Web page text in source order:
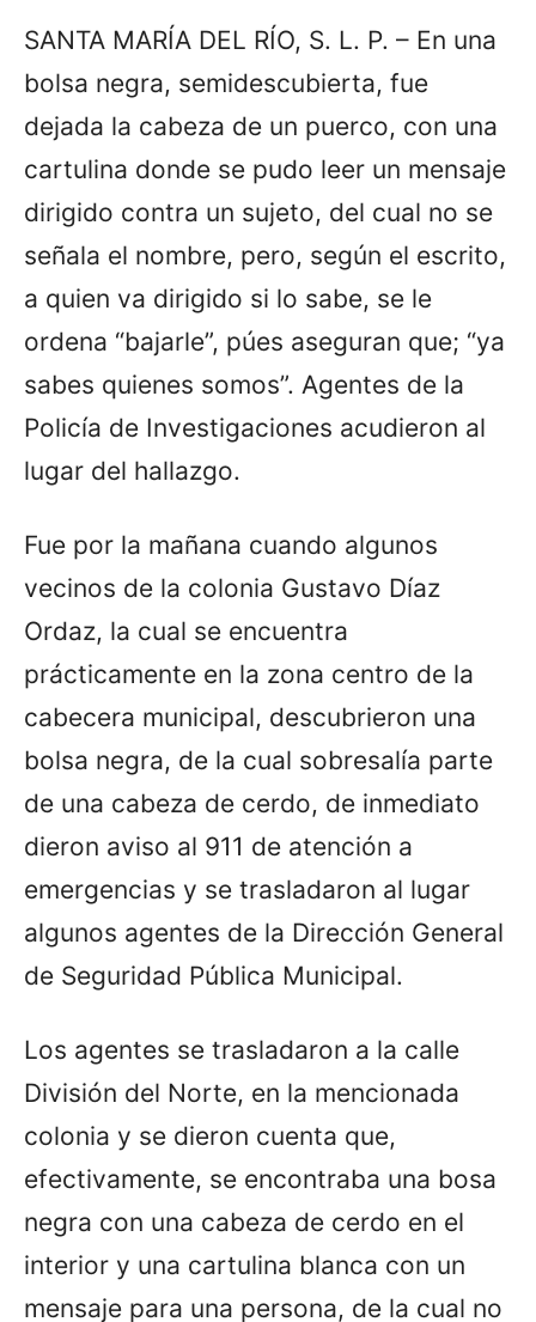
SANTA MARÍA DEL RÍO, S. L. P. – En una
bolsa negra, semidescubierta, fue
dejada la cabeza de un puerco, con una
cartulina donde se pudo leer un mensaje
dirigido contra un sujeto, del cual no se
señala el nombre, pero, según el escrito,
a quien va dirigido si lo sabe, se le
ordena “bajarle”, púes aseguran que; “ya
sabes quienes somos”. Agentes de la
Policía de Investigaciones acudieron al
lugar del hallazgo.
Fue por la mañana cuando algunos
vecinos de la colonia Gustavo Díaz
Ordaz, la cual se encuentra
prácticamente en la zona centro de la
cabecera municipal, descubrieron una
bolsa negra, de la cual sobresalía parte
de una cabeza de cerdo, de inmediato
dieron aviso al 911 de atención a
emergencias y se trasladaron al lugar
algunos agentes de la Dirección General
de Seguridad Pública Municipal.
Los agentes se trasladaron a la calle
División del Norte, en la mencionada
colonia y se dieron cuenta que,
efectivamente, se encontraba una bosa
negra con una cabeza de cerdo en el
interior y una cartulina blanca con un
mensaje para una persona, de la cual no